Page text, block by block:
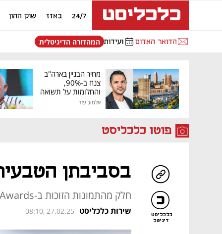
24/7 באזז שוק ההון
הדואר האדום ועידות המהדורה הדיגיטלית
מחיר הבניין בארה"ב
צנח ב-90%,
והחלומות על תשואה
גבוהה התנפצו
אלמוג עזר
פוטו כלכליסט
כלכליסט
דיגיטל
בסביבתן
חלק מהתמונות הזוכות ב-World Nature Photography Awards לשנת 2025
שירות כלכליסט 08:10, 27.02.25